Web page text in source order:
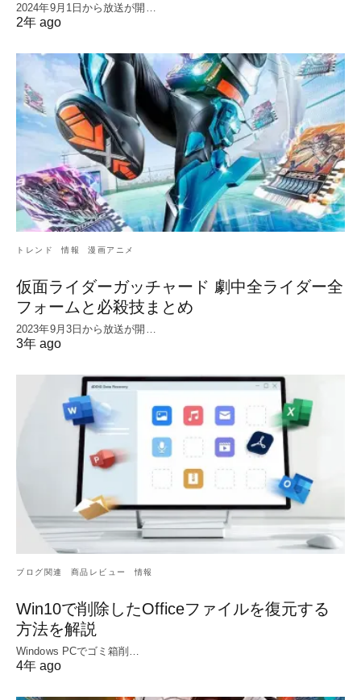
2024年9月1日から放送が開…
2年 ago
トレンド 情報 漫画アニメ
仮面ライダーガッチャード 劇中全ライダー全
フォームと必殺技まとめ
2023年9月3日から放送が開…
3年 ago
ブログ関連 商品レビュー 情報
Win10で削除したOfficeファイルを復元する
方法を解説
Windows PCでゴミ箱削…
4年 ago